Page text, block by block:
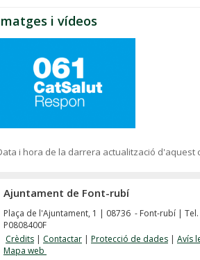
i vídeos
i hora de la darrera actualització d'aquest
Ajuntament de Font-rubí
Plaça de l'Ajuntament, 1 | 08736 - Font-rubí | Tel.
P0808400F
Crèdits | Contactar | Protecció de dades | Avís
Mapa web